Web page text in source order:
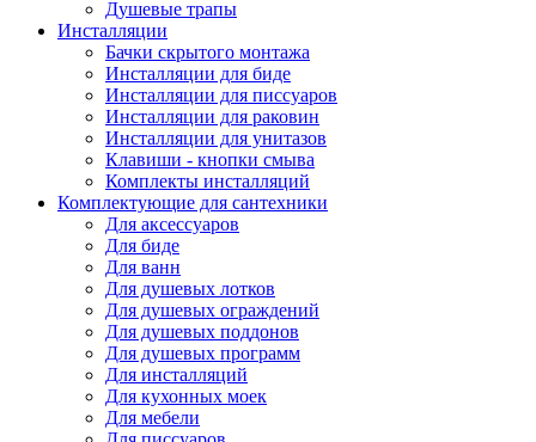
Душевые трапы
Инсталляции
Бачки скрытого монтажа
Инсталляции для биде
Инсталляции для писсуаров
Инсталляции для раковин
Инсталляции для унитазов
Клавиши - кнопки смыва
Комплекты инсталляций
Комплектующие для сантехники
Для аксессуаров
Для биде
Для ванн
Для душевых лотков
Для душевых ограждений
Для душевых поддонов
Для душевых программ
Для инсталляций
Для кухонных моек
Для мебели